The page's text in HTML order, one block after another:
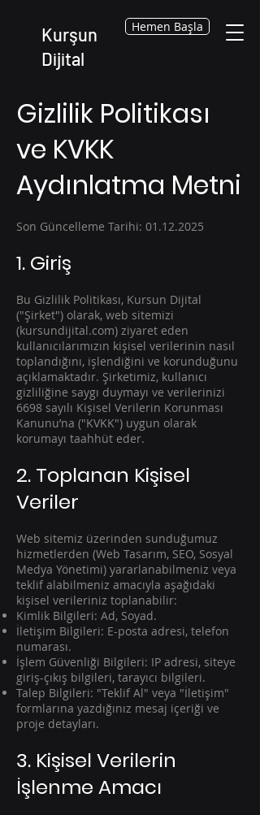
Kurşun
Dijital
Hemen Başla
Gizlilik Politikası
ve KVKK
Aydınlatma Metni
Son Güncelleme Tarihi: 01.12.2025
1. Giriş
Bu Gizlilik Politikası, Kursun Dijital
("Şirket") olarak, web sitemizi
(kursundijital.com) ziyaret eden
kullanıcılarımızın kişisel verilerinin nasıl
toplandığını, işlendiğini ve korunduğunu
açıklamaktadır. Şirketimiz, kullanıcı
gizliliğine saygı duymayı ve verilerinizi
6698 sayılı Kişisel Verilerin Korunması
Kanunu’na ("KVKK") uygun olarak
korumayı taahhüt eder.
2. Toplanan Kişisel
Veriler
Web sitemiz üzerinden sunduğumuz
hizmetlerden (Web Tasarım, SEO, Sosyal
Medya Yönetimi) yararlanabilmeniz veya
teklif alabilmeniz amacıyla aşağıdaki
kişisel verileriniz toplanabilir:
Kimlik Bilgileri: Ad, Soyad.
İletişim Bilgileri: E-posta adresi, telefon
numarası.
İşlem Güvenliği Bilgileri: IP adresi, siteye
giriş-çıkış bilgileri, tarayıcı bilgileri.
Talep Bilgileri: "Teklif Al" veya "İletişim"
formlarına yazdığınız mesaj içeriği ve
proje detayları.
3. Kişisel Verilerin
İşlenme Amacı